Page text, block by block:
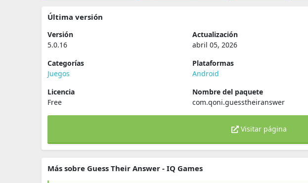
Última versión
Versión
5.0.16
Actualización
abril 05, 2026
Categorías
Juegos
Plataformas
Android
Licencia
Free
Nombre del paquete
com.qoni.guesstheiranswer
Visitar página
Más sobre Guess Their Answer - IQ Games